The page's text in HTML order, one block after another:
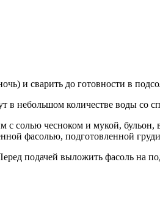
и сварить до готовности в
в небольшом количестве воды
с солью чесноком и мукой,
фасолью, подготовленной
подачей выложить фасоль на